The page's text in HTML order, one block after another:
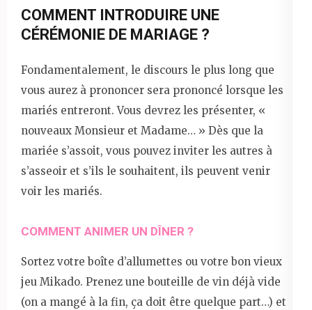
COMMENT INTRODUIRE UNE
CÉRÉMONIE DE MARIAGE ?
Fondamentalement, le discours le plus long que
vous aurez à prononcer sera prononcé lorsque les
mariés entreront. Vous devrez les présenter, «
nouveaux Monsieur et Madame… » Dès que la
mariée s’assoit, vous pouvez inviter les autres à
s’asseoir et s’ils le souhaitent, ils peuvent venir
voir les mariés.
COMMENT ANIMER UN DÎNER ?
Sortez votre boîte d’allumettes ou votre bon vieux
jeu Mikado. Prenez une bouteille de vin déjà vide
(on a mangé à la fin, ça doit être quelque part…) et